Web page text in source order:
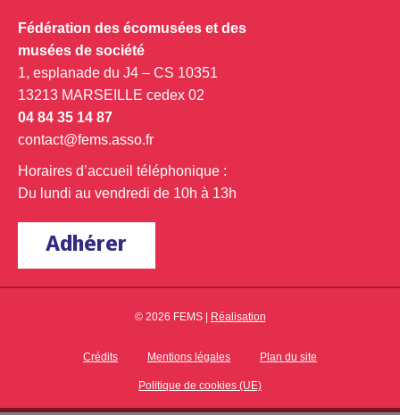
Fédération des écomusées et des
musées de société
1, esplanade du J4 – CS 10351
13213 MARSEILLE cedex 02
04 84 35 14 87
contact@fems.asso.fr
Horaires d’accueil téléphonique :
Du lundi au vendredi de 10h à 13h
Adhérer
© 2026 FEMS | Réalisation
Crédits Mentions légales Plan du site
Politique de cookies (UE)